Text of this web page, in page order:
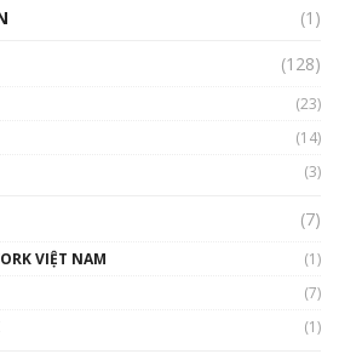
14: MemeCoin – Trò đùa tỷ đô
(1)
(128)
(23)
(14)
(3)
(7)
VIỆT NAM
(1)
(7)
(1)